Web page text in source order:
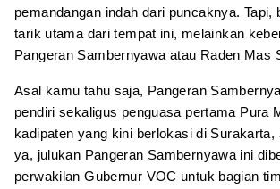
pemandangan indah dari puncaknya. Tapi,
tarik utama dari tempat ini, melainkan
Pangeran Sambernyawa atau Raden Mas
Asal kamu tahu saja, Pangeran
pendiri sekaligus penguasa pertama Pura
kadipaten yang kini berlokasi di Surakarta,
ya, julukan Pangeran Sambernyawa ini
perwakilan Gubernur VOC untuk bagian